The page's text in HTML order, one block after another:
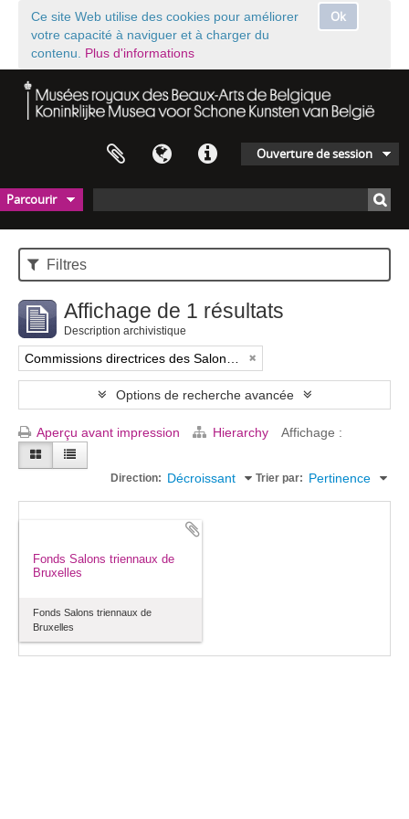
Ok
Ce site Web utilise des cookies pour améliorer
votre capacité à naviguer et à charger du
contenu. Plus d'informations
Ouverture de session
Parcourir
Filtres
Affichage de 1 résultats
Description archivistique
Commissions directrices des Salons triennaux de Bruxelles (1833-1914) (nom générique forgé)
Options de recherche avancée
Aperçu avant impression Hierarchy Affichage :
Trier par: Pertinence
Direction: Décroissant
Fonds Salons triennaux de
Bruxelles
Fonds Salons triennaux de
Bruxelles